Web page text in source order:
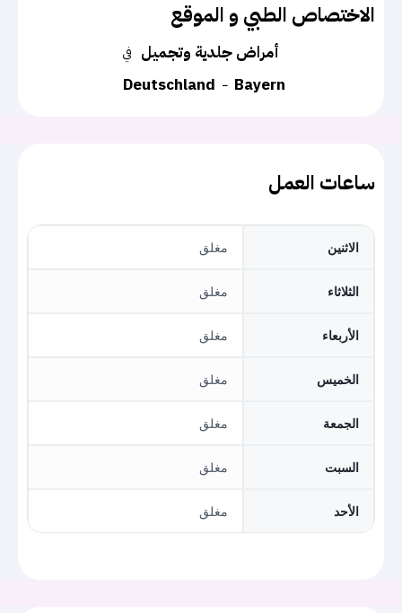
الاختصاص الطبي و الموقع
في أمراض جلدية وتجميل
Deutschland
Bayern
ساعات العمل
الاثنين مغلق
الثلاثاء مغلق
الأربعاء مغلق
الخميس مغلق
الجمعة مغلق
السبت مغلق
الأحد مغلق